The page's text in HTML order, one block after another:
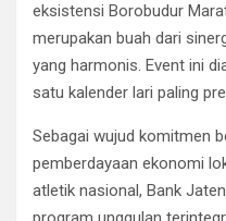
eksistensi Borobudur
merupakan buah dari
yang harmonis. Event ini
satu kalender lari paling
​Sebagai wujud komitmen
pemberdayaan ekonomi
atletik nasional, Bank